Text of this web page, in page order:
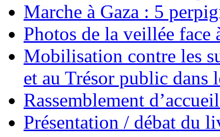
Marche à Gaza : 5
Photos de la veillée face
Mobilisation contre les
et au Trésor public dans
Rassemblement
Présentation / débat du